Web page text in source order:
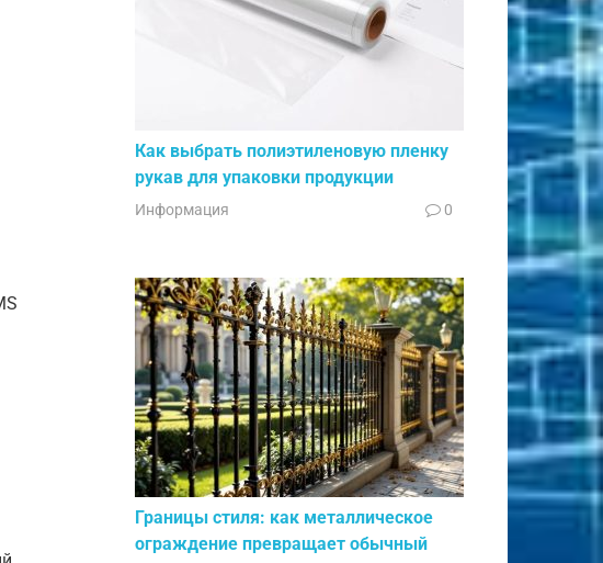
Как выбрать полиэтиленовую пленку
рукав для упаковки продукции
Информация 0
Границы стиля: как металлическое
ограждение превращает обычный